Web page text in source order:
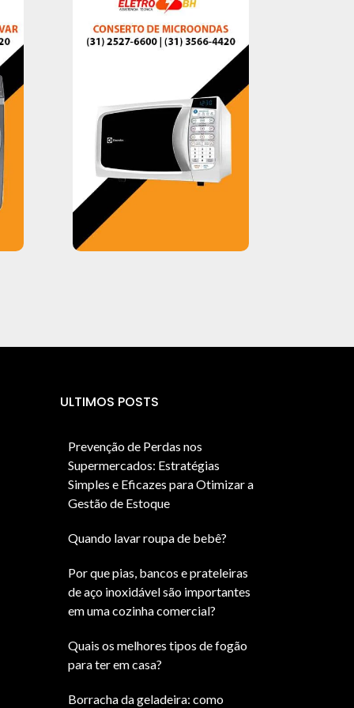
ULTIMOS POSTS
Prevenção de Perdas nos
Supermercados: Estratégias
Simples e Eficazes para Otimizar a
Gestão de Estoque
Quando lavar roupa de bebê?
Por que pias, bancos e prateleiras
de aço inoxidável são importantes
em uma cozinha comercial?
Quais os melhores tipos de fogão
para ter em casa?
Borracha da geladeira: como